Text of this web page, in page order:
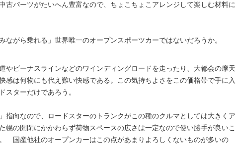
古パーツがたいへん豊富なので、ちょこちょこアレンジして楽しむ材料に
がら乗れる」世界唯一のオープンスポーツカーではないだろうか。
やビーナスラインなどのワインディングロードを走ったり、大都会の摩天
感は何物にも代え難い快感である。この気持ちよさをこの価格帯で手に入
スターだけであろう。
指向なので、ロードスターのトランクがこの種のクルマとしては大きくア
幌の開閉にかかわらず荷物スペースの広さは一定なので使い勝手が良いこ
国産他社のオープンカーはこの点があまりよろしくないものが多いの